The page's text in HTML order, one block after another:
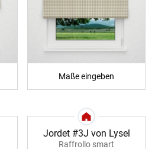
Maße eingeben
Jordet #3J von Lysel
Raffrollo smart